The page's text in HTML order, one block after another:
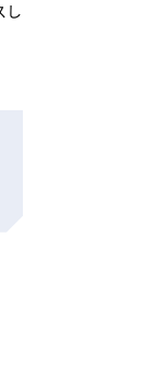
し